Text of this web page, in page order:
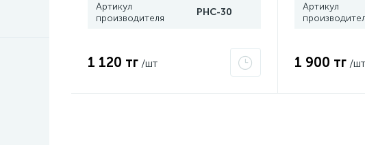
Артикул
производителя
PHC-30
1 120 тг /шт
Артикул
1 900 тг /шт